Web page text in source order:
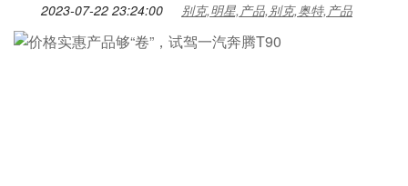
2023-07-22 23:24:00 别克,明星,产品,别克,奥特,产品